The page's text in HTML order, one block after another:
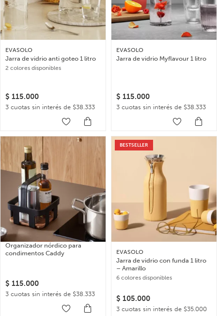
EVASOLO
Jarra de vidrio anti goteo 1 litro
2 colores disponibles
$ 115.000
3 cuotas sin interés de $38.333
EVASOLO
Jarra de vidrio Myflavour 1 litro
$ 115.000
3 cuotas sin interés de $38.333
Organizador nórdico para
condimentos Caddy
$ 115.000
3 cuotas sin interés de $38.333
BESTSELLER
EVASOLO
Jarra de vidrio con funda 1 litro
– Amarillo
6 colores disponibles
$ 105.000
3 cuotas sin interés de $35.000